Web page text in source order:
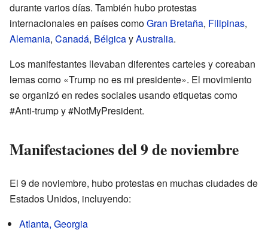
durante varios días. También hubo protestas
internacionales en países comoGran Bretaña, Filipinas,
Alemania, Canadá, BélgicayAustralia.
Los manifestantes llevaban diferentes carteles y coreaban
lemas como «Trump no es mi presidente». El movimiento
se organizó en redes sociales usando etiquetas como
#Anti-trump y #NotMyPresident.
Manifestaciones del 9 de noviembre
El 9 de noviembre, hubo protestas en muchas ciudades de
Estados Unidos, incluyendo:
Atlanta, Georgia